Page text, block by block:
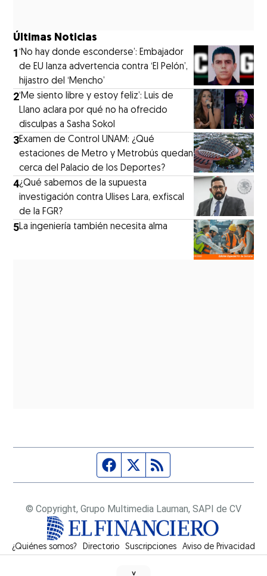
Últimas Noticias
1‘No hay donde esconderse’: Embajador
de EU lanza advertencia contra ‘El Pelón’,
hijastro del ‘Mencho’
2‘Me siento libre y estoy feliz’: Luis de
Llano aclara por qué no ha ofrecido
disculpas a Sasha Sokol
3Examen de Control UNAM: ¿Qué
estaciones de Metro y Metrobús quedan
cerca del Palacio de los Deportes?
4¿Qué sabemos de la supuesta
investigación contra Ulises Lara, exfiscal
de la FGR?
5La ingeniería también necesita alma
Página de Facebook
Fuente Twitter
© Copyright, Grupo Multimedia Lauman, SAPI de CV
¿Quiénes somos? Directorio Suscripciones Opens in new window
Aviso de Privacidad